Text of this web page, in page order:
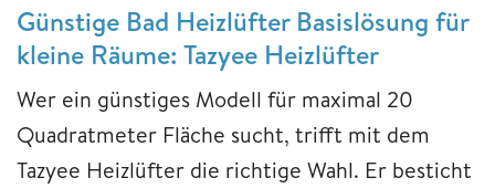
Günstige Bad Heizlüfter Basislösung für
kleine Räume: Tazyee Heizlüfter
Wer ein günstiges Modell für maximal 20
Quadratmeter Fläche sucht, trifft mit dem
Tazyee Heizlüfter die richtige Wahl. Er besticht